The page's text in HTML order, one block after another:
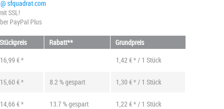
sfquadrat.com
SSL!
PayPal Plus
Stückpreis Rabatt**
Grundpreis
16,99 € * 1,42 € * / 1 Stück
15,60 € * 8.2 % gespart 1,30 € * / 1 Stück
14,66 € * 13.7 % gespart
1,22 € * / 1 Stück